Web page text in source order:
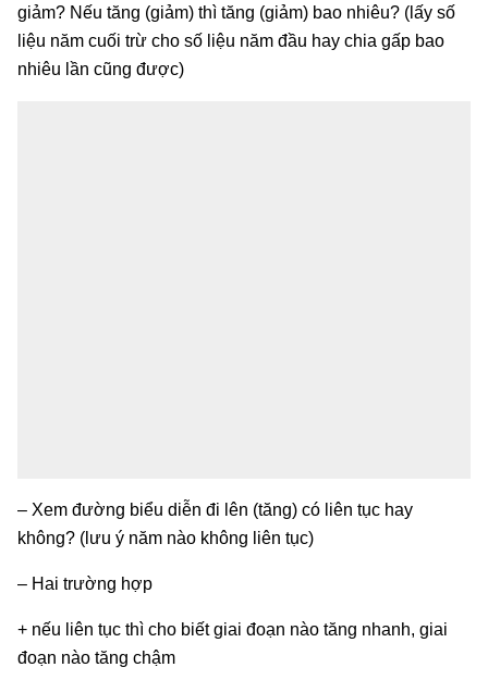
giảm? Nếu tăng (giảm) thì tăng (giảm) bao nhiêu? (lấy số
liệu năm cuối trừ cho số liệu năm đầu hay chia gấp bao
nhiêu lần cũng được)
– Xem đường biểu diễn đi lên (tăng) có liên tục hay
không? (lưu ý năm nào không liên tục)
– Hai trường hợp
+ nếu liên tục thì cho biết giai đoạn nào tăng nhanh, giai
đoạn nào tăng chậm